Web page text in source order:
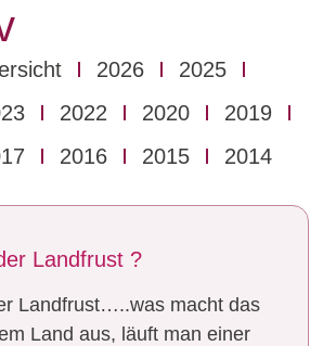
Landfrust ?
Landfrust…..was macht das
Land aus, läuft man einer
2026
2025
2022 2020
2019
2016 2015 2014